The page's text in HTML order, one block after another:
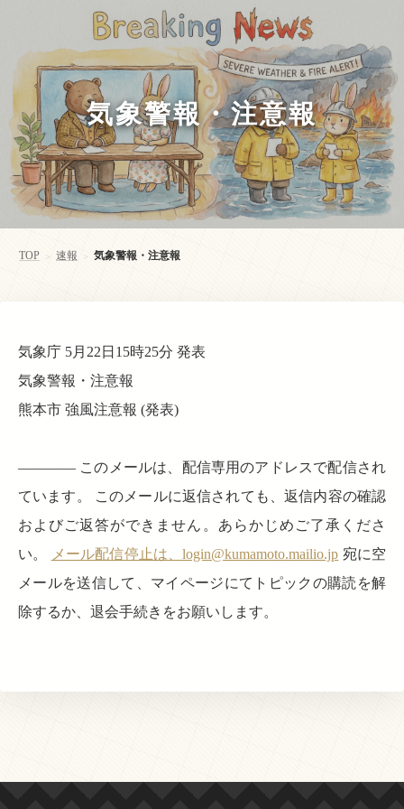
気象警報・注意報
TOP > 速報 > 気象警報・注意報
気象庁 5月22日15時25分 発表
気象警報・注意報
熊本市 強風注意報 (発表)
———— このメールは、配信専用のアドレスで配信され
ています。 このメールに返信されても、返信内容の確認
およびご返答ができません。あらかじめご了承くださ
い。
メール配信停止は、login@kumamoto.mailio.jp 宛に空
メールを送信して、マイページにてトピックの購読を解
除するか、退会手続きをお願いします。